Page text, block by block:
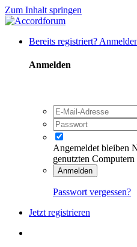
Zum Inhalt springen
Bereits registriert?
Anmelden
Angemeldet bleiben
genutzten Computern
Anmelden
Passwort vergessen?
Jetzt registrieren